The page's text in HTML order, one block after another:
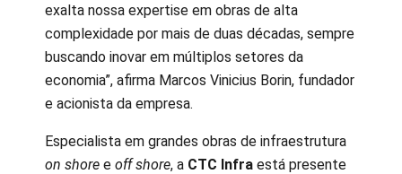
exalta nossa expertise em obras de alta
complexidade por mais de duas décadas, sempre
buscando inovar em múltiplos setores da
economia”, afirma Marcos Vinicius Borin, fundador
e acionista da empresa.
Especialista em grandes obras de infraestrutura
on shore e off shore, a CTC Infra está presente